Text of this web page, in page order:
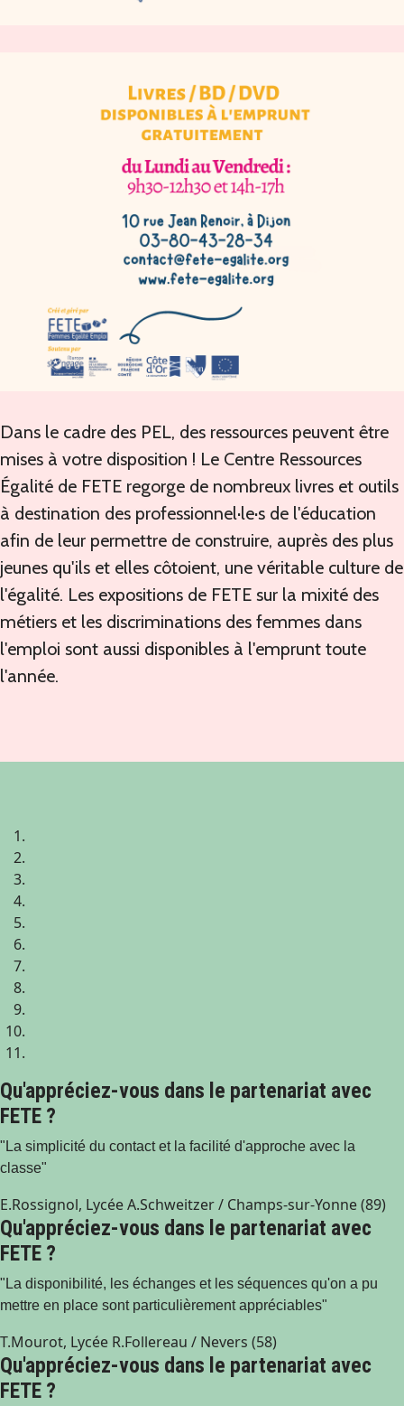
Dans le cadre des PEL, des ressources peuvent être
mises à votre disposition ! Le Centre Ressources
Égalité de FETE regorge de nombreux livres et outils
à destination des professionnel·le·s de l'éducation
afin de leur permettre de construire, auprès des plus
jeunes qu'ils et elles côtoient, une véritable culture de
l'égalité. Les expositions de FETE sur la mixité des
métiers et les discriminations des femmes dans
l'emploi sont aussi disponibles à l'emprunt toute
l'année.
Qu'appréciez-vous dans le partenariat avec
FETE ?
"La simplicité du contact et la facilité d'approche avec la
classe"
E.Rossignol, Lycée A.Schweitzer / Champs-sur-Yonne (89)
Qu'appréciez-vous dans le partenariat avec
FETE ?
"La disponibilité, les échanges et les séquences qu'on a pu
mettre en place sont particulièrement appréciables"
T.Mourot, Lycée R.Follereau / Nevers (58)
Qu'appréciez-vous dans le partenariat avec
FETE ?